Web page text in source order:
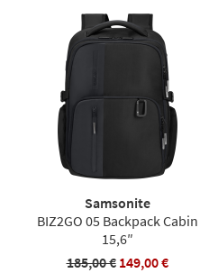
Samsonite
BIZ2GO 05 Backpack Cabin
15,6″
185,00 € 149,00 €